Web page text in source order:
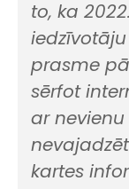
to, ka
prasme
sērfot
ar
kartes